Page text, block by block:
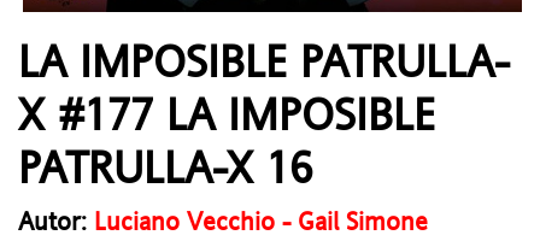
LA IMPOSIBLE PATRULLA-
X #177 LA IMPOSIBLE
PATRULLA-X 16
Autor: Luciano Vecchio - Gail Simone